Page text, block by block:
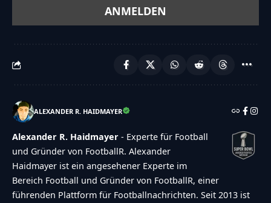
ALEXANDER R. HAIDMAYER
Alexander R. Haidmayer - Experte für Football
und Gründer von FootballR. Alexander
Haidmayer ist ein angesehener Experte im
Bereich Football und Gründer von FootballR, einer
führenden Plattform für Footballnachrichten. Seit 2013 ist